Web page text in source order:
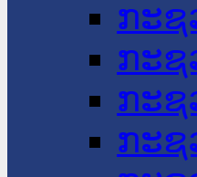
ກະຊ
ກະຊ
ກະຊ
ກະຊ